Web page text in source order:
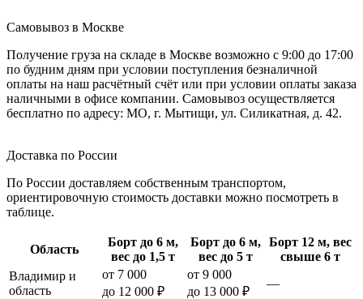
Самовывоз в Москве
Получение груза на складе в Москве возможно с 9:00 до 17:00
по будним дням при условии поступления безналичной
оплаты на наш расчётный счёт или при условии оплаты заказа
наличными в офисе компании. Самовывоз осуществляется
бесплатно по адресу: МО, г. Мытищи, ул. Силикатная, д. 42.
Доставка по России
По России доставляем собственным транспортом,
ориентировочную стоимость доставки можно посмотреть в
таблице.
Область
Борт до 6 м,
вес до 1,5 т
Борт до 6 м,
вес до 5 т
Борт 12 м, вес
свыше 6 т
Владимир и
область
от 7 000
до 12 000 ₽
от 9 000
до 13 000 ₽
—